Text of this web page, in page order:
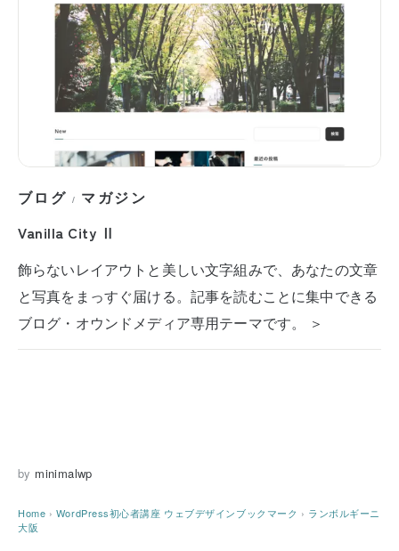
ブログ / マガジン
Vanilla City Ⅱ
飾らないレイアウトと美しい文字組みで、あなたの文章
と写真をまっすぐ届ける。記事を読むことに集中できる
ブログ・オウンドメディア専用テーマです。 ＞
by minimalwp
Home › WordPress初心者講座 ウェブデザインブックマーク › ランボルギーニ
大阪